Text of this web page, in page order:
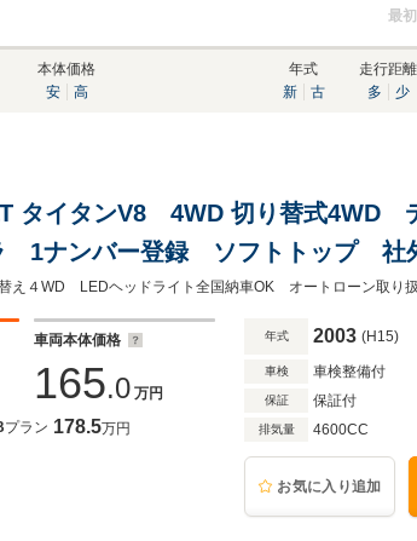
最初
本体価格
安
高
年式
新
古
走行距離
多
少
タイタンV8 4WD 切り替式4WD
1ナンバー登録 ソフトトップ
モデルイヤーマッチ
車両本体価格
165.0 万円
プラン 178.5万円
年式 2003 (H15)
車検 車検整備付
保証 保証付
排気量 4600CC
お気に入り追加